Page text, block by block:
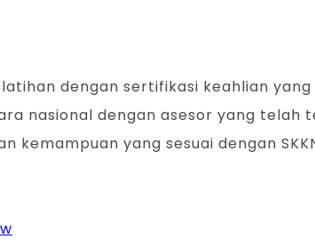
dengan sertifikasi keahlian
nasional dengan asesor yang
kemampuan yang sesuai dengan